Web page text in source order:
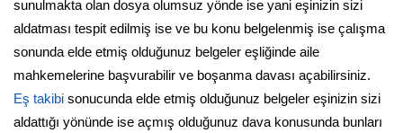
sunulmakta olan dosya olumsuz yönde ise yani eşinizin sizi
aldatması tespit edilmiş ise ve bu konu belgelenmiş ise çalışma
sonunda elde etmiş olduğunuz belgeler eşliğinde aile
mahkemelerine başvurabilir ve boşanma davası açabilirsiniz.
Eş takibi sonucunda elde etmiş olduğunuz belgeler eşinizin sizi
aldattığı yönünde ise açmış olduğunuz dava konusunda bunları